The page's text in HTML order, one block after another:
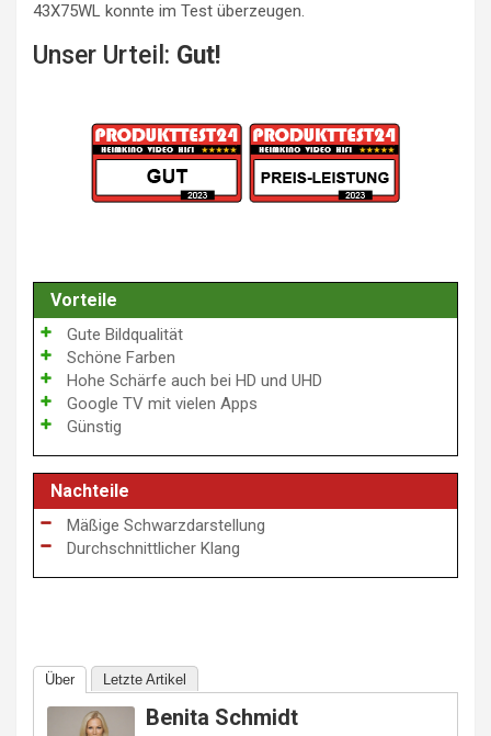
43X75WL konnte im Test überzeugen.
Unser Urteil: Gut!
Vorteile
Gute Bildqualität
Schöne Farben
Hohe Schärfe auch bei HD und UHD
Google TV mit vielen Apps
Günstig
Nachteile
Mäßige Schwarzdarstellung
Durchschnittlicher Klang
Über Letzte Artikel
Benita Schmidt